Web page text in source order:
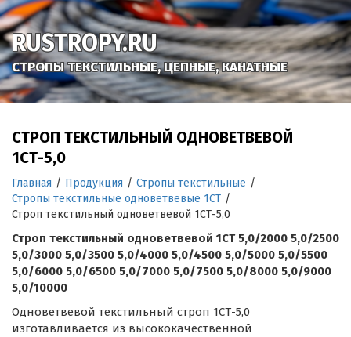
RUSTROPY.RU
СТРОПЫ ТЕКСТИЛЬНЫЕ, ЦЕПНЫЕ, КАНАТНЫЕ
СТРОП ТЕКСТИЛЬНЫЙ ОДНОВЕТВЕВОЙ
1СТ-5,0
Главная / Продукция / Стропы текстильные /
Стропы текстильные одноветвевые 1СТ /
Строп текстильный одноветвевой 1СТ-5,0
Строп текстильный одноветвевой 1СТ 5,0/2000 5,0/2500
5,0/3000 5,0/3500 5,0/4000 5,0/4500 5,0/5000 5,0/5500
5,0/6000 5,0/6500 5,0/7000 5,0/7500 5,0/8000 5,0/9000
5,0/10000
Одноветвевой текстильный строп 1СТ-5,0
изготавливается из высококачественной